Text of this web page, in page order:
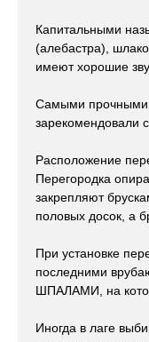
Капитальными
(алебастра),
имеют хорошие
Самыми
зарекомендовали
Расположение
Перегородка
закрепляют
половых досок, а
При установке
последними
ШПАЛАМИ, на
Иногда в лаге